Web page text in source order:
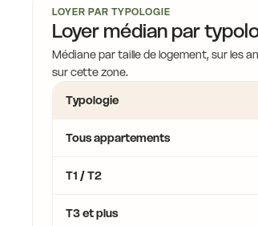
LOYER PAR TYPOLOGIE
Loyer médian par
Médiane par taille de logement, sur les
sur cette zone.
Typologie
Tous appartements
T1 / T2
T3 et plus